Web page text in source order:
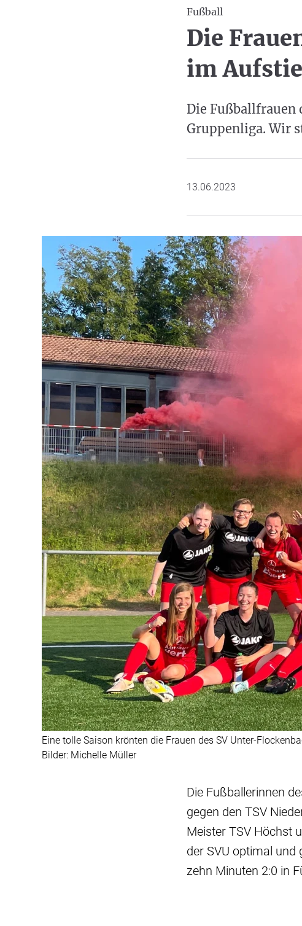
Fußball
Die
im
Die Fußballfrauen
Gruppenliga. Wir
13.06.2023
Eine tolle Saison krönten die Frauen des SV Unter-
Bilder: Michelle Müller
Die Fußballerinnen
gegen den TSV
Meister TSV Höchst
der SVU optimal und
zehn Minuten 2:0 in